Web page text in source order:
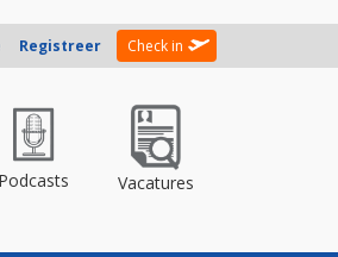
Registreer Check in
Podcasts Vacatures